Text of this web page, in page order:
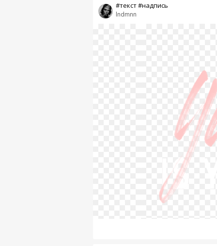
lndmnn
#текст #надпись